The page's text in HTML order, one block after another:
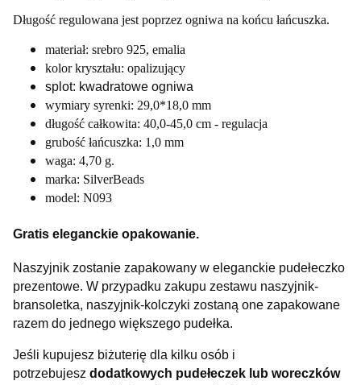
Długość regulowana jest poprzez ogniwa na końcu łańcuszka.
materiał: srebro 925, emalia
kolor kryształu: opalizujący
splot: kwadratowe ogniwa
wymiary syrenki: 29,0*18,0 mm
długość całkowita: 40,0-45,0 cm - regulacja
grubość łańcuszka: 1,0 mm
waga: 4,70 g.
marka: SilverBeads
model: N093
Gratis eleganckie opakowanie.
Naszyjnik zostanie zapakowany w eleganckie pudełeczko
prezentowe. W przypadku zakupu zestawu naszyjnik-
bransoletka, naszyjnik-kolczyki zostaną one zapakowane
razem do jednego większego pudełka.
Jeśli kupujesz biżuterię dla kilku osób i
potrzebujesz dodatkowych pudełeczek lub woreczków